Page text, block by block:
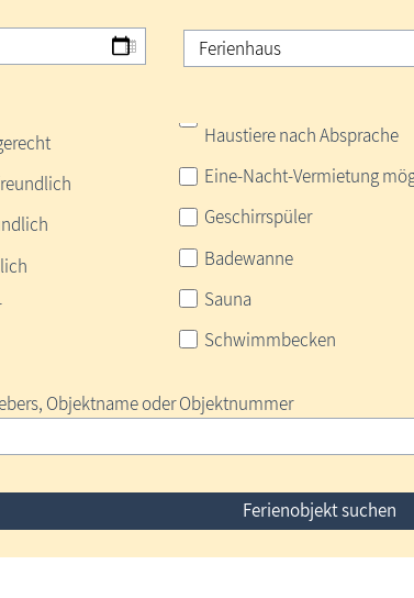
Haustiere nach Absprache
Eine-Nacht-Vermietung
Geschirrspüler
Badewanne
Sauna
Schwimmbecken
Objektname oder Objektnummer
Ferienobjekt suchen